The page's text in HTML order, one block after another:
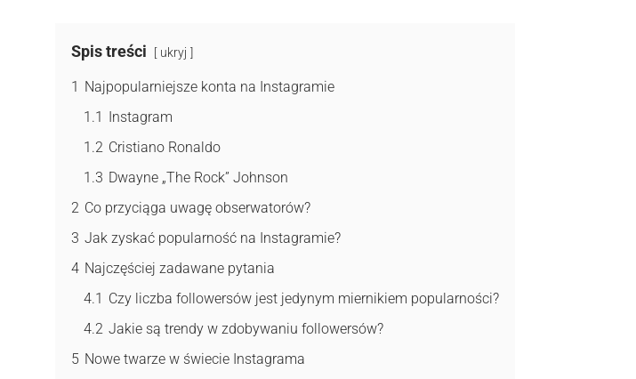
Spis treści ukryj
1 Najpopularniejsze konta na Instagramie
1.1 Instagram
1.2 Cristiano Ronaldo
1.3 Dwayne „The Rock” Johnson
2 Co przyciąga uwagę obserwatorów?
3 Jak zyskać popularność na Instagramie?
4 Najczęściej zadawane pytania
4.1 Czy liczba followersów jest jedynym miernikiem popularności?
4.2 Jakie są trendy w zdobywaniu followersów?
5 Nowe twarze w świecie Instagrama